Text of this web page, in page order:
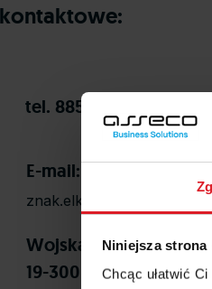
Niniejsza
Chcąc ułatwić
tel. 885728292
E-mail:
znak.elk.pl
Wojska Polskiego 58/
19-300 Ełk